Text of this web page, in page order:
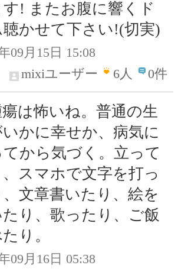
す! またお腹に響くド
聴かせて下さい!(切実)
09月15日 15:08
mixiユーザー
6人 0件
は怖いね。普通の生
かに幸せか、病気に
から気づく。立って
スマホで文字を打っ
文章書いたり、絵を
り、歌ったり、ご飯
り。
09月16日 05:38